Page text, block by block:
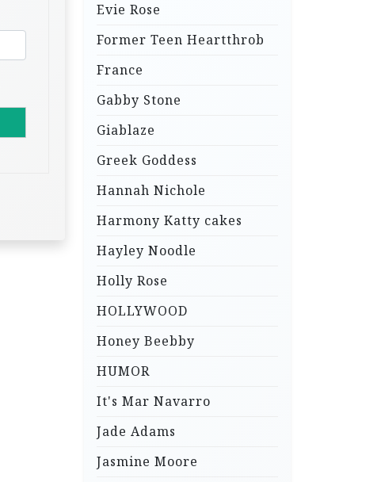
Evie Rose
Former Teen Heartthrob
France
Gabby Stone
Giablaze
Greek Goddess
Hannah Nichole
Harmony Katty cakes
Hayley Noodle
Holly Rose
HOLLYWOOD
Honey Beebby
HUMOR
It's Mar Navarro
Jade Adams
Jasmine Moore